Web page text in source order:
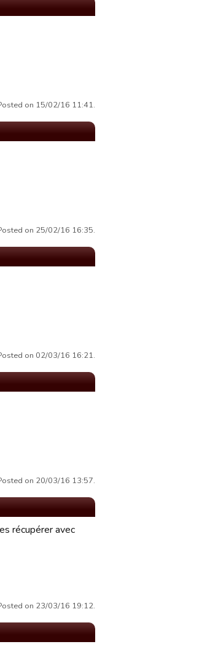
on 15/02/16 11:41.
on 25/02/16 16:35.
on 02/03/16 16:21.
on 20/03/16 13:57.
récupérer avec
on 23/03/16 19:12.